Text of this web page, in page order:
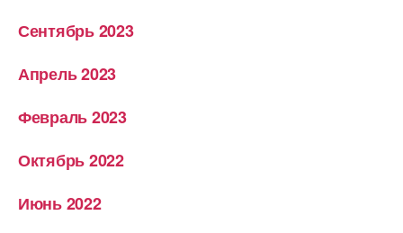
Сентябрь 2023
Апрель 2023
Февраль 2023
Октябрь 2022
Июнь 2022